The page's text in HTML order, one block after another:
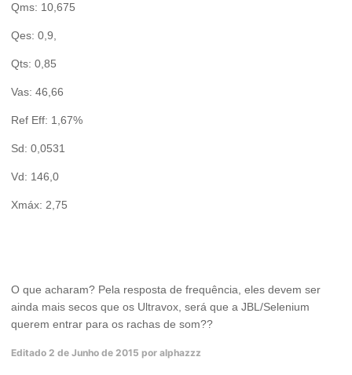
Qms: 10,675
Qes: 0,9,
Qts: 0,85
Vas: 46,66
Ref Eff: 1,67%
Sd: 0,0531
Vd: 146,0
Xmáx: 2,75
O que acharam? Pela resposta de frequência, eles devem ser
ainda mais secos que os Ultravox, será que a JBL/Selenium
querem entrar para os rachas de som??
Editado 2 de Junho de 2015 por alphazzz